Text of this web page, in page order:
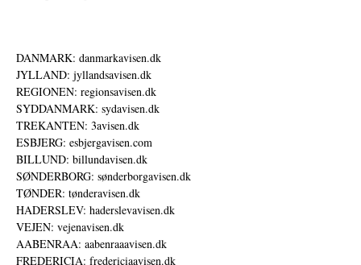
DANMARK: danmarkavisen.dk
JYLLAND: jyllandsavisen.dk
REGIONEN: regionsavisen.dk
SYDDANMARK: sydavisen.dk
TREKANTEN: 3avisen.dk
ESBJERG: esbjergavisen.com
BILLUND: billundavisen.dk
SØNDERBORG: sønderborgavisen.dk
TØNDER: tønderavisen.dk
HADERSLEV: haderslevavisen.dk
VEJEN: vejenavisen.dk
AABENRAA: aabenraaavisen.dk
FREDERICIA: fredericiaavisen.dk